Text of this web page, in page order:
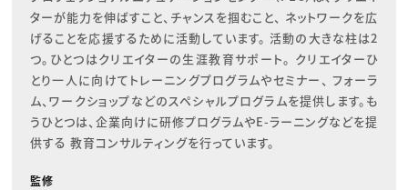
ターが能力を伸ばすこと、チャンスを掴むこと、 ネットワークを広
げることを応援するために活動しています。 活動の大きな柱は2
つ。ひとつはクリエイターの生涯教育サポート。 クリエイターひ
とり一人に向けてトレーニングプログラムやセミナー、 フォーラ
ム、ワークショップなどのスペシャルプログラムを提供します。も
うひとつは、企業向けに研修プログラムやE-ラーニングなどを提
供する 教育コンサルティングを行っています。
監修